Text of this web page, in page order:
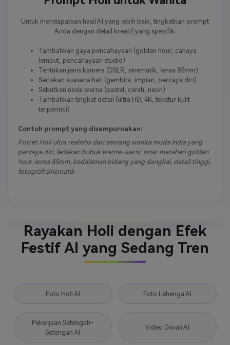
Untuk mendapatkan hasil AI yang lebih baik, tingkatkan prompt
Anda dengan detail kreatif yang spesifik:
Tambahkan gaya pencahayaan (golden hour, cahaya
lembut, pencahayaan studio)
Tentukan jenis kamera (DSLR, sinematik, lensa 85mm)
Sertakan suasana hati (gembira, impian, percaya diri)
Sebutkan nada warna (pastel, cerah, neon)
Tambahkan tingkat detail (ultra HD, 4K, tekstur kulit
terperinci)
Contoh prompt yang disempurnakan:
Potret Holi ultra realistis dari seorang wanita muda India yang
percaya diri, ledakan bubuk warna-warni, sinar matahari golden
hour, lensa 85mm, kedalaman bidang yang dangkal, detail tinggi,
fotografi sinematik
Rayakan Holi dengan Efek
Festif AI yang Sedang Tren
Foto Holi AI Foto Lehenga AI
Pekerjaan Setengah-
Setengah AI
Video Diwali AI